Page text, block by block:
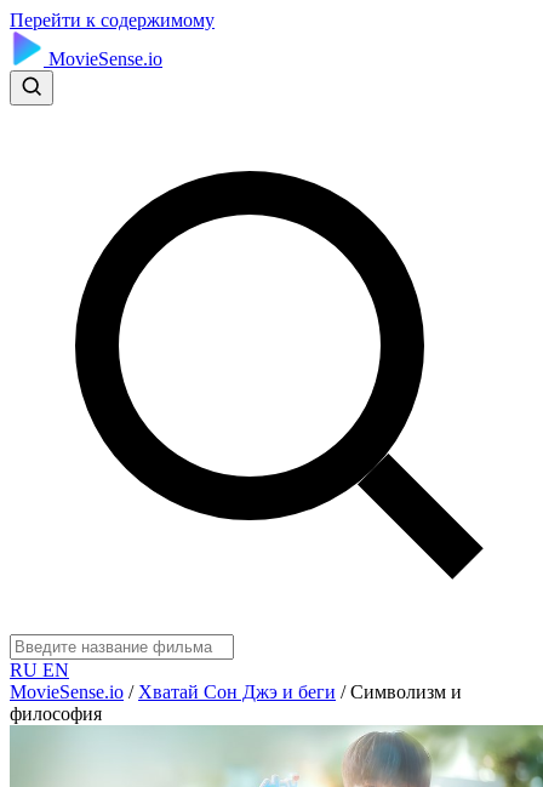
Перейти к содержимому
MovieSense.io
RU EN
MovieSense.io / Хватай Сон Джэ и беги / Символизм и
философия